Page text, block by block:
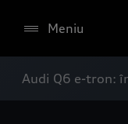
Meniu
Audi Q6 e-tron: